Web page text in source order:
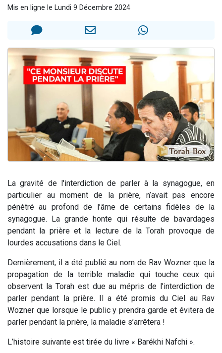
Il reste 49 places pour étudier en groupe sur Zoom
Eva vient de donner son Maasser
Mis en ligne le Lundi 9 Décembre 2024
La gravité de l'interdiction de parler à la synagogue, en
particulier au moment de la prière, n’avait pas encore
pénétré au profond de l’âme de certains fidèles de la
synagogue. La grande honte qui résulte de bavardages
pendant la prière et la lecture de la Torah provoque de
lourdes accusations dans le Ciel.
Dernièrement, il a été publié au nom de Rav Wozner que la
propagation de la terrible maladie qui touche ceux qui
observent la Torah est due au mépris de l’interdiction de
parler pendant la prière. Il a été promis du Ciel au Rav
Wozner que lorsque le public y prendra garde et évitera de
parler pendant la prière, la maladie s’arrêtera !
L’histoire suivante est tirée du livre « Barékhi Nafchi ».